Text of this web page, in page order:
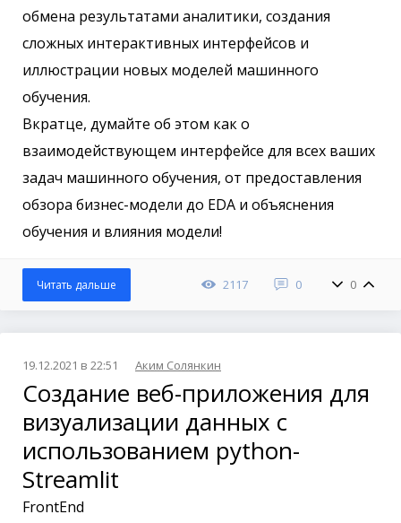
обмена результатами аналитики, создания
сложных интерактивных интерфейсов и
иллюстрации новых моделей машинного
обучения.
Вкратце, думайте об этом как о
взаимодействующем интерфейсе для всех ваших
задач машинного обучения, от предоставления
обзора бизнес-модели до EDA и объяснения
обучения и влияния модели!
2117 0 0
Читать дальше
19.12.2021 в 22:51 Аким Солянкин
Создание веб-приложения для
визуализации данных с
использованием python-
Streamlit
FrontEnd